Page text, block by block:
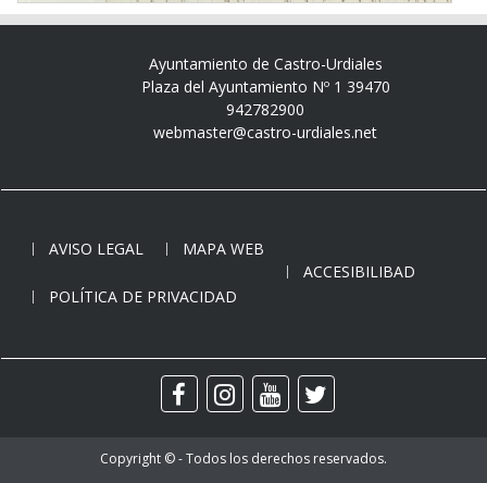
Ayuntamiento de Castro-Urdiales
Plaza del Ayuntamiento Nº 1 39470
942782900
webmaster@castro-urdiales.net
AVISO LEGAL
MAPA WEB
ACCESIBILIBAD
POLÍTICA DE PRIVACIDAD
Copyright © - Todos los derechos reservados.